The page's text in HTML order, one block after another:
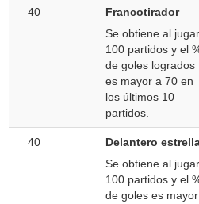
40
Francotirador
Se obtiene al jugar
100 partidos y el
de goles logrados
es mayor a 70 en
los últimos 10
partidos.
40
Delantero
Se obtiene al jugar
100 partidos y el
de goles es mayor